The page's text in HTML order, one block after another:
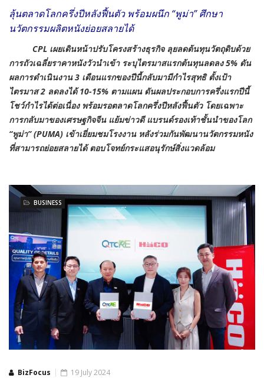
ลุ้นตลาดโลกครึ่งปีหลังฟื้นตัว พร้อมผนึก “พูม่า” ศึกษา
นวัตกรรมผลิตหนังย่อยสลายได้
CPL เผยเดินหน้าปรับโครงสร้างธุรกิจ ลุยลดต้นทุนวัตถุดิบด้วย
การถัวเฉลี่ยราคาหนังวัวนำเข้า ระบุไตรมาสแรกต้นทุนลดลง 5% ดัน
ผลการดำเนินงาน 3 เดือนแรกของปีนี้กลับมามีกำไรสุทธิ ตั้งเป้า
ไตรมาส 2 ลดลงได้ 10-15% ตามแผน ดันผลประกอบการครึ่งแรกปีนี้
โชว์กำไรได้ต่อเนื่อง พร้อมรอตลาดโลกครึ่งปีหลังฟื้นตัว โดยเฉพาะ
การกลับมาของเศรษฐกิจจีน แย้มข่าวดี แบรนด์รองเท้าชั้นนำของโลก
“พูม่า” (PUMA) เข้าเยี่ยมชมโรงงาน หลังร่วมกันพัฒนานวัตกรรมหนัง
ที่สามารถย่อยสลายได้ ตอบโจทย์กระแสอนุรักษ์สิ่งแวดล้อม
BizFocus
BUSINESS
19 July 2024